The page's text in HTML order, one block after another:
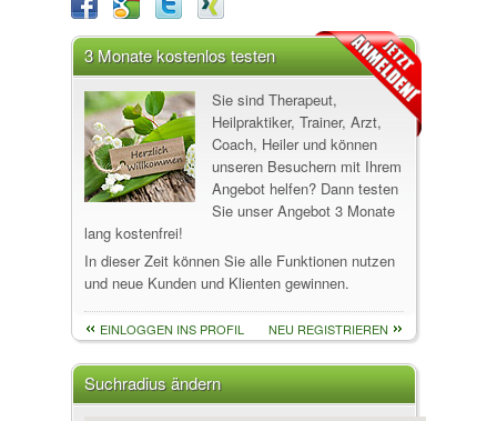
3 Monate kostenlos testen
Sie sind Therapeut,
Heilpraktiker, Trainer, Arzt,
Coach, Heiler und können
unseren Besuchern mit Ihrem
Angebot helfen? Dann testen
Sie unser Angebot 3 Monate
lang kostenfrei!
In dieser Zeit können Sie alle Funktionen nutzen
und neue Kunden und Klienten gewinnen.
EINLOGGEN INS PROFIL NEU REGISTRIEREN
Suchradius ändern